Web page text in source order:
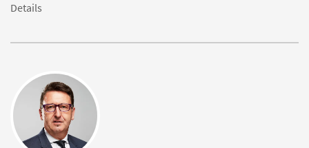
Details